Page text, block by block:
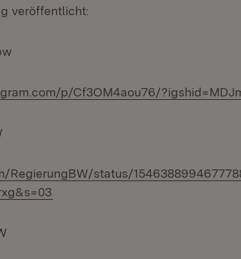
veröffentlicht:
p/Cf3OM4aou76/
RegierungBW/status/